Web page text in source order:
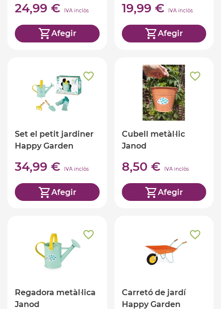
24,99 € IVA inclòs
Afegir
19,99 € IVA inclòs
Afegir
Set el petit jardiner
Happy Garden
34,99 € IVA inclòs
Afegir
Cubell metàl·lic
Janod
8,50 € IVA inclòs
Afegir
Regadora metàl·lica
Janod
Carretó de jardí
Happy Garden